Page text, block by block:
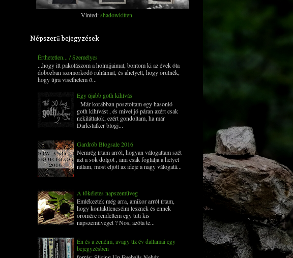
Vinted:shadowkitten
Népszerű bejegyzések
Érthetetlen... / Személyes
...hogy itt pakolászom a holmijaimat, bontom ki az évek óta
dobozban szomorkodó ruháimat, és ahelyett, hogy örülnék,
hogy újra viselhetem ő...
Egy újabb goth kihívás
Már korábban posztoltam egy hasonló
goth kihívást , és mivel jó páran azért csak
nekiláttatok, ezért gondoltam, ha már
Darkstalker blogj...
Gardrób Blogsale 2016
Nemrég írtam arról, hogyan válogattam szét
azt a sok dolgot , ami csak foglalja a helyet
nálam, most eljött az ideje a nagy válogatá...
A tökéletes napszemüveg
Emlékeztek még arra, amikor arról írtam,
hogy kontaktlencséim lesznek és ennek
örömére rendeltem egy tuti kis
napszemüveget ? Nos, azóta te...
Én és a zenéim, avagy tíz év dallamai egy
bejegyzésben